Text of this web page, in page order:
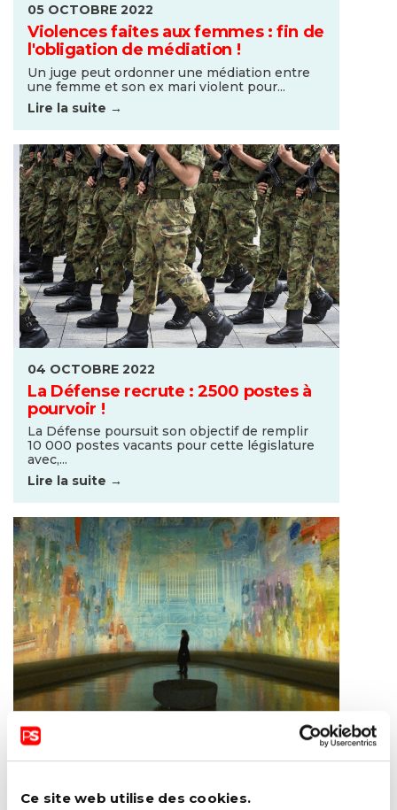
Ce site web utilise des cookies.
05 OCTOBRE 2022
Violences faites aux femmes : fin de
l'obligation de médiation !
Un juge peut ordonner une médiation entre
une femme et son ex mari violent pour...
Lire la suite →
04 OCTOBRE 2022
La Défense recrute : 2500 postes à
pourvoir !
La Défense poursuit son objectif de remplir
10 000 postes vacants pour cette législature
avec,...
Lire la suite →
04 OCTOBRE 2022
Prescriptions muséales : la Belgique
Désormais, votre médecin peut vous